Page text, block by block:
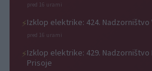
pred 16 urami
⚡Izklop elektrike: 424.
pred 16 urami
⚡Izklop elektrike: 429.
Prisoje